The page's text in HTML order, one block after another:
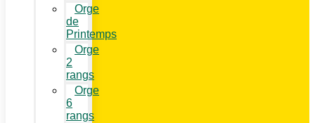
Orge
de
Printemps
Orge
2
rangs
Orge
6
rangs